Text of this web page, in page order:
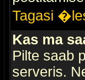
Tagasi
Kas ma
Pilte saab
serveris.